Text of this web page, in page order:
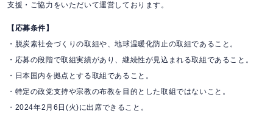
支援・ご協力をいただいて運営しております。
【応募条件】
・脱炭素社会づくりの取組や、地球温暖化防止の取組であること。
・応募の段階で取組実績があり、継続性が見込まれる取組であること。
・日本国内を拠点とする取組であること。
・特定の政党支持や宗教の布教を目的とした取組ではないこと。
・2024年2月6日(火)に出席できること。